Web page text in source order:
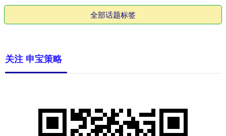
全部话题标签
关注 申宝策略